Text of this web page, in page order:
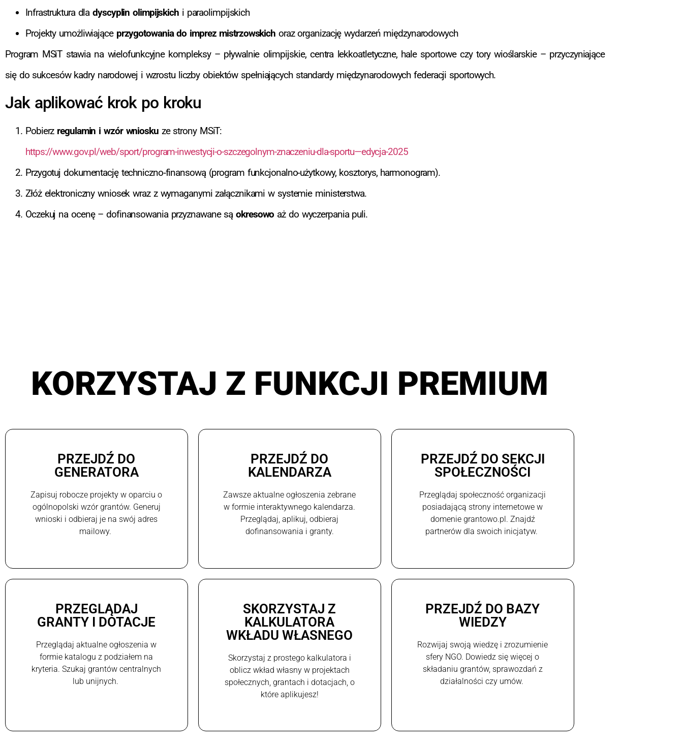
Infrastruktura dladyscyplin olimpijskichi paraolimpijskich
Projekty umożliwiające przygotowania do imprez mistrzowskich oraz organizację wydarzeń międzynarodowych
Program MSiT stawia na wielofunkcyjne kompleksy – pływalnie olimpijskie, centra lekkoatletyczne, hale sportowe czy tory wioślarskie – przyczyniające
się do sukcesów kadry narodowej i wzrostu liczby obiektów spełniających standardy międzynarodowych federacji sportowych.
Jak aplikować krok po kroku
Pobierz regulamin i wzór wnioskuze strony MSiT:
https://www.gov.pl/web/sport/program-inwestycji-o-szczegolnym-znaczeniu-dla-sportu—edycja-2025
Przygotuj dokumentację techniczno‑finansową (program funkcjonalno‑użytkowy, kosztorys, harmonogram).
Złóż elektroniczny wniosek wraz z wymaganymi załącznikami w systemie ministerstwa.
Oczekuj na ocenę – dofinansowania przyznawane sąokresowo aż do wyczerpania puli.
KORZYSTAJ Z FUNKCJI PREMIUM
PRZEJDŹ DO
GENERATORA
Zapisuj robocze projekty w oparciu o
ogólnopolski wzór grantów. Generuj
wnioski i odbieraj je na swój adres
mailowy.
PRZEJDŹ DO
KALENDARZA
Zawsze aktualne ogłoszenia zebrane
w formie interaktywnego kalendarza.
Przeglądaj, aplikuj, odbieraj
dofinansowania i granty.
PRZEJDŹ DO SEKCJI
SPOŁECZNOŚCI
Przeglądaj społeczność organizacji
posiadającą strony internetowe w
domenie grantowo.pl. Znajdź
partnerów dla swoich inicjatyw.
PRZEGLĄDAJ
GRANTY I DOTACJE
Przeglądaj aktualne ogłoszenia w
formie katalogu z podziałem na
kryteria. Szukaj grantów centralnych
lub unijnych.
SKORZYSTAJ Z
KALKULATORA
WKŁADU WŁASNEGO
Skorzystaj z prostego kalkulatora i
oblicz wkład własny w projektach
społecznych, grantach i dotacjach, o
które aplikujesz!
PRZEJDŹ DO BAZY
WIEDZY
Rozwijaj swoją wiedzę i zrozumienie
sfery NGO. Dowiedz się więcej o
składaniu grantów, sprawozdań z
działalności czy umów.